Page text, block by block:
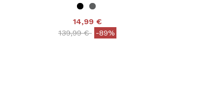
14,99 €
Price reduced from
139,99 €to-89%